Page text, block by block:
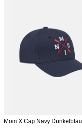
Moin X Cap Navy Dunkelblau